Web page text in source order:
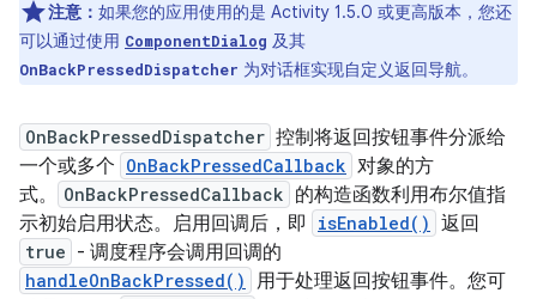
注意： 如果您的应用使用的是 Activity 1.5.0 或更高版本，您还
可以通过使用 ComponentDialog 及其
OnBackPressedDispatcher 为对话框实现自定义返回导航。
OnBackPressedDispatcher 控制将返回按钮事件分派给
一个或多个 OnBackPressedCallback 对象的方
式。
OnBackPressedCallback 的构造函数利用布尔值指
示初始启用状态。启用回调后，即
isEnabled() 返回
true - 调度程序会调用回调的
handleOnBackPressed()
用于处理返回按钮事件。您可